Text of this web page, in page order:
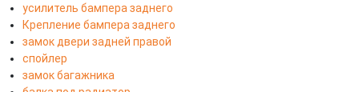
усилитель бампера заднего
Крепление бампера заднего
замок двери задней правой
спойлер
замок багажника